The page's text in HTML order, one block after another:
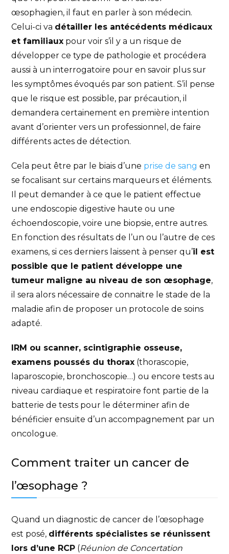
œsophagien, il faut en parler à son médecin.
Celui-ci va détailler les antécédents médicaux
et familiaux pour voir s’il y a un risque de
développer ce type de pathologie et procédera
aussi à un interrogatoire pour en savoir plus sur
les symptômes évoqués par son patient. S’il pense
que le risque est possible, par précaution, il
demandera certainement en première intention
avant d’orienter vers un professionnel, de faire
différents actes de détection.
Cela peut être par le biais d’une prise de sang en
se focalisant sur certains marqueurs et éléments.
Il peut demander à ce que le patient effectue
une endoscopie digestive haute ou une
échoendoscopie, voire une biopsie, entre autres.
En fonction des résultats de l’un ou l’autre de ces
examens, si ces derniers laissent à penser qu’il est
possible que le patient développe une
tumeur maligne au niveau de son œsophage,
il sera alors nécessaire de connaitre le stade de la
maladie afin de proposer un protocole de soins
adapté.
IRM ou scanner, scintigraphie osseuse,
examens poussés du thorax (thorascopie,
laparoscopie, bronchoscopie…) ou encore tests au
niveau cardiaque et respiratoire font partie de la
batterie de tests pour le déterminer afin de
bénéficier ensuite d’un accompagnement par un
oncologue.
Comment traiter un cancer de
l’œsophage ?
Quand un diagnostic de cancer de l’œsophage
est posé, différents spécialistes se réunissent
lors d’une RCP (Réunion de Concertation